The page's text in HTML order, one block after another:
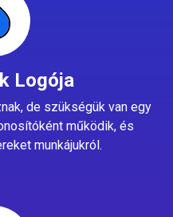
Logója
de szükségük van egy
működik, és
munkájukról.